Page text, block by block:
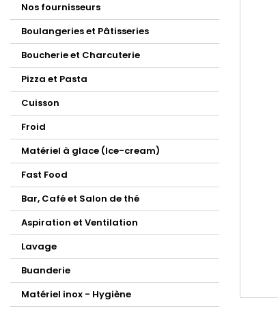
Nos fournisseurs
Boulangeries et Pâtisseries
Boucherie et Charcuterie
Pizza et Pasta
Cuisson
Froid
Matériel à glace (Ice-cream)
Fast Food
Bar, Café et Salon de thé
Aspiration et Ventilation
Lavage
Buanderie
Matériel inox - Hygiène